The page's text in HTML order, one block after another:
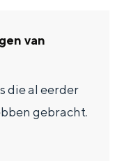
van
die al eerder
gebracht.